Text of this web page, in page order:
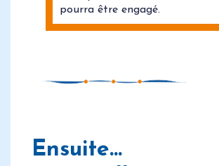
pourra être engagé.
Ensuite…